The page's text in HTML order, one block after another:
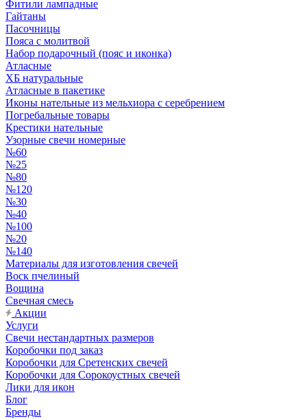
Фитили лампадные
Гайтаны
Пасочницы
Пояса с молитвой
Набор подарочный (пояс и иконка)
Атласные
ХБ натуральные
Атласные в пакетике
Иконы нательные из мельхиора с серебрением
Погребальные товары
Крестики нательные
Узорные свечи номерные
№60
№25
№80
№120
№30
№40
№100
№20
№140
Материалы для изготовления свечей
Воск пчелиный
Вощина
Свечная смесь
Акции
Услуги
Свечи нестандартных размеров
Коробочки под заказ
Коробочки для Сретенских свечей
Коробочки для Сорокоустных свечей
Лики для икон
Блог
Бренды